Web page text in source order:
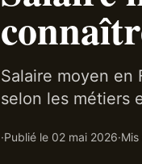
Salaire moyen en
selon les métiers
·Publié le 02 mai 2026·Mis